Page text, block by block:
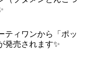
ティワンから「ポッ
発売されます✨